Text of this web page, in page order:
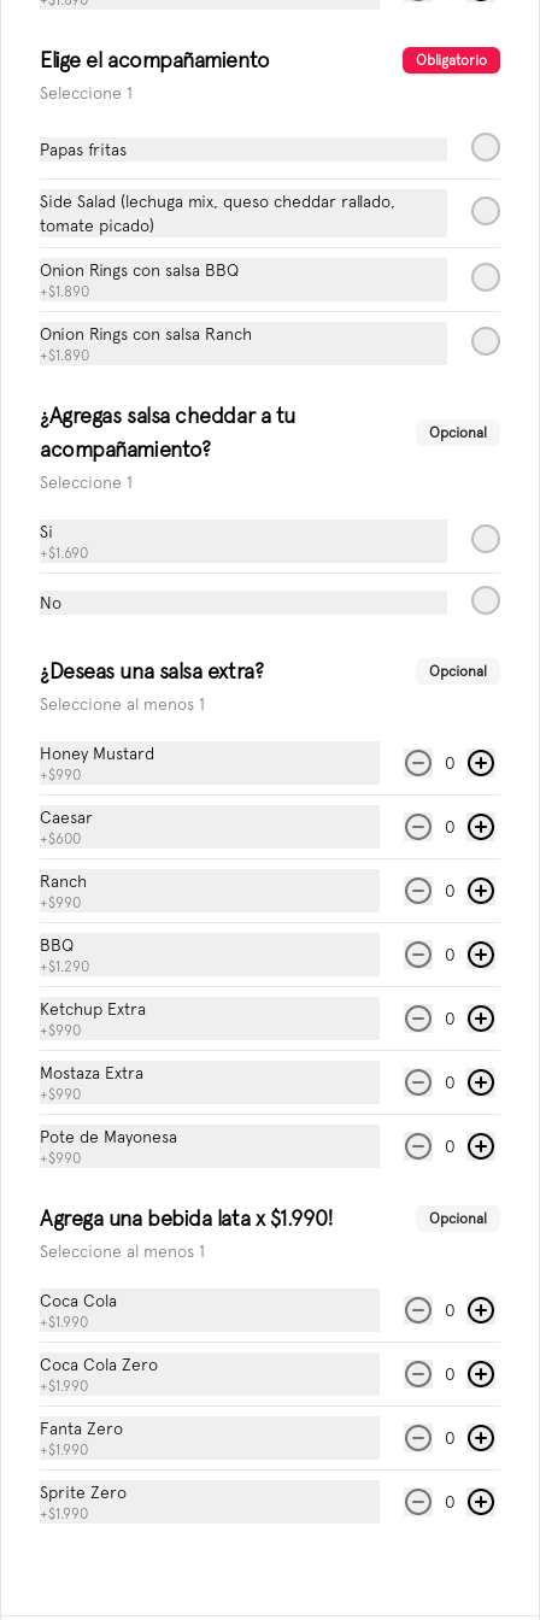
$1.990
Fanta zero lata
$1.990
Sprite Lata
Sprite Zero Lata
$1.990
Conócenos
Quienes somos
Zona de despacho
Nuestros locales
Política de privacidad
Instagram
Facebook
Mi cuenta
Pedir
Elige el acompañamiento Obligatorio
Seleccione 1
Papas fritas
Side Salad (lechuga mix, queso cheddar rallado,
tomate picado)
Onion Rings con salsa BBQ
+$1.890
Onion Rings con salsa Ranch
+$1.890
¿Agregas salsa cheddar a tu
acompañamiento?
Opcional
Seleccione 1
Si
+$1.690
No
¿Deseas una salsa extra? Opcional
Seleccione al menos 1
Honey Mustard
+$990
0
Caesar
+$600
0
Ranch
+$990
0
BBQ
+$1.290
0
Ketchup Extra
+$990
0
Mostaza Extra
+$990
0
Pote de Mayonesa
+$990
0
Agrega una bebida lata x $1.990! Opcional
Seleccione al menos 1
Coca Cola
+$1.990
0
Coca Cola Zero
+$1.990
0
Fanta Zero
+$1.990
0
Sprite Zero
+$1.990
0